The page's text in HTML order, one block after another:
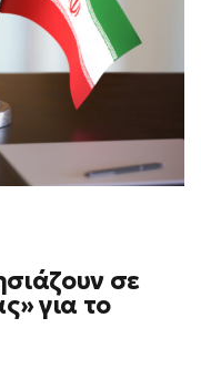
σε
για το